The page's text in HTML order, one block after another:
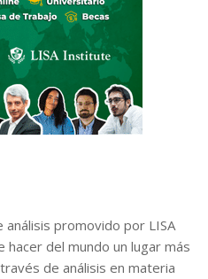
promovido por LISA
del mundo un lugar más
de análisis en materia